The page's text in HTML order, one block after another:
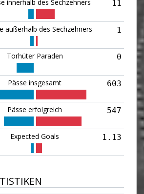
innerhalb des Sechzehners 11
außerhalb des Sechzehners 1
Torhüter Paraden 0
Pässe insgesamt 603
Pässe erfolgreich 547
Expected Goals 1.13